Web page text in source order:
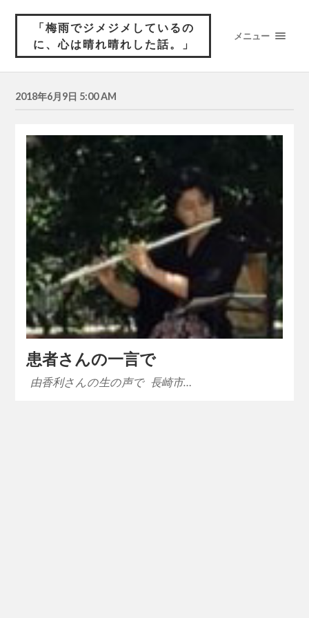
「梅雨でジメジメしているの
に、心は晴れ晴れした話。」
メニュー
2018年6月9日 5:00 AM
患者さんの一言で
由香利さんの生の声で 長崎市…